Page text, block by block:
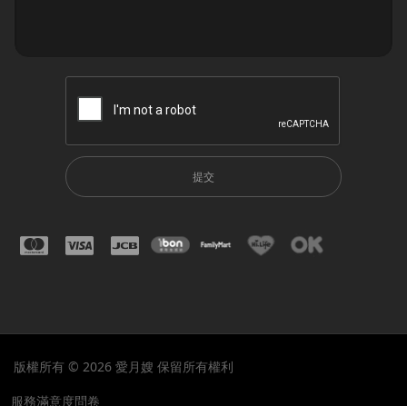
提交
版權所有 © 2026 愛月嫂 保留所有權利
服務滿意度問卷